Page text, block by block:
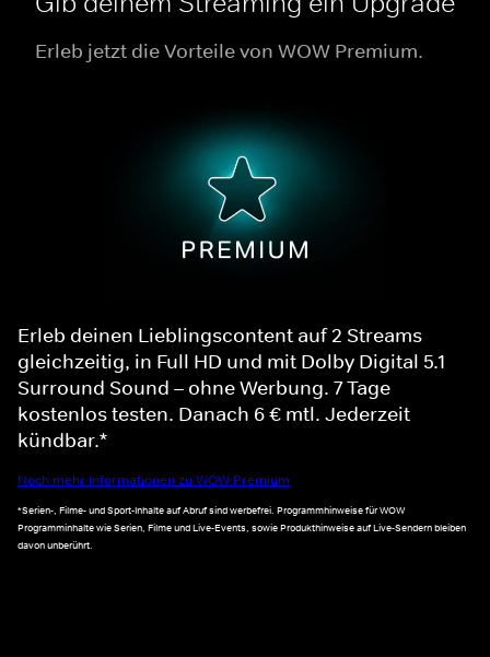
Erleb jetzt die Vorteile von WOW Premium.
Erleb deinen Lieblingscontent auf 2 Streams
gleichzeitig, in Full HD und mit Dolby Digital 5.1
Surround Sound – ohne Werbung. 7 Tage
kostenlos testen. Danach 6 € mtl. Jederzeit
kündbar.*
Noch mehr Informationen zu WOW Premium
*Serien-, Filme- und Sport-Inhalte auf Abruf sind werbefrei. Programmhinweise für WOW
Programminhalte wie Serien, Filme und Live-Events, sowie Produkthinweise auf Live-Sendern bleiben
davon unberührt.